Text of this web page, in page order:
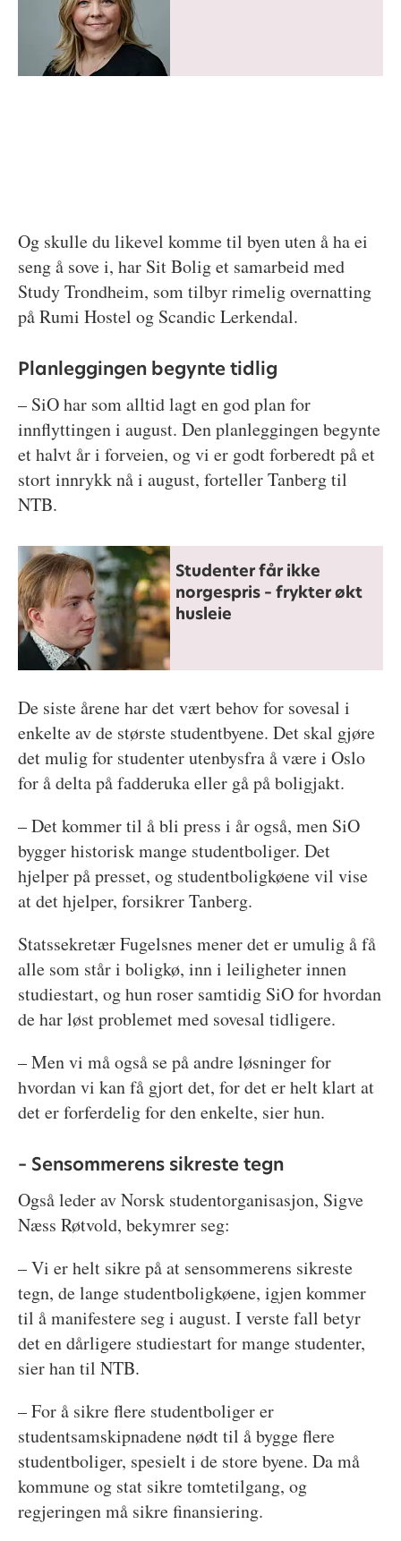
Og skulle du likevel komme til byen uten å ha ei
seng å sove i, har Sit Bolig et samarbeid med
Study Trondheim, som tilbyr rimelig overnatting
på Rumi Hostel og Scandic Lerkendal.
Planleggingen begynte tidlig
– SiO har som alltid lagt en god plan for
innflyttingen i august. Den planleggingen begynte
et halvt år i forveien, og vi er godt forberedt på et
stort innrykk nå i august, forteller Tanberg til
NTB.
Studenter får ikke
norgespris – frykter økt
husleie
De siste årene har det vært behov for sovesal i
enkelte av de største studentbyene. Det skal gjøre
det mulig for studenter utenbysfra å være i Oslo
for å delta på fadderuka eller gå på boligjakt.
– Det kommer til å bli press i år også, men SiO
bygger historisk mange studentboliger. Det
hjelper på presset, og studentboligkøene vil vise
at det hjelper, forsikrer Tanberg.
Statssekretær Fugelsnes mener det er umulig å få
alle som står i boligkø, inn i leiligheter innen
studiestart, og hun roser samtidig SiO for hvordan
de har løst problemet med sovesal tidligere.
– Men vi må også se på andre løsninger for
hvordan vi kan få gjort det, for det er helt klart at
det er forferdelig for den enkelte, sier hun.
– Sensommerens sikreste tegn
Også leder av Norsk studentorganisasjon, Sigve
Næss Røtvold, bekymrer seg:
– Vi er helt sikre på at sensommerens sikreste
tegn, de lange studentboligkøene, igjen kommer
til å manifestere seg i august. I verste fall betyr
det en dårligere studiestart for mange studenter,
sier han til NTB.
– For å sikre flere studentboliger er
studentsamskipnadene nødt til å bygge flere
studentboliger, spesielt i de store byene. Da må
kommune og stat sikre tomtetilgang, og
regjeringen må sikre finansiering.